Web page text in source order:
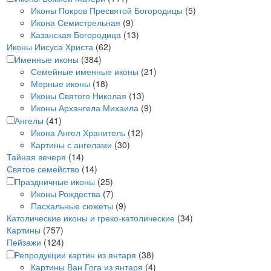
Иконы Покров Пресвятой Богородицы (5)
Икона Семистрельная (9)
Казанская Богородица (13)
Иконы Иисуса Христа (62)
Именные иконы (384)
Семейные именные иконы (21)
Мерные иконы (18)
Иконы Святого Николая (13)
Иконы Архангела Михаила (9)
Ангелы (41)
Икона Ангел Хранитель (12)
Картины с ангелами (30)
Тайная вечеря (14)
Святое семейство (14)
Праздничные иконы (25)
Иконы Рождества (7)
Пасхальные сюжеты (9)
Католические иконы и греко-католические (34)
Картины (757)
Пейзажи (124)
Репродукции картин из янтаря (38)
Картины Ван Гога из янтаря (4)